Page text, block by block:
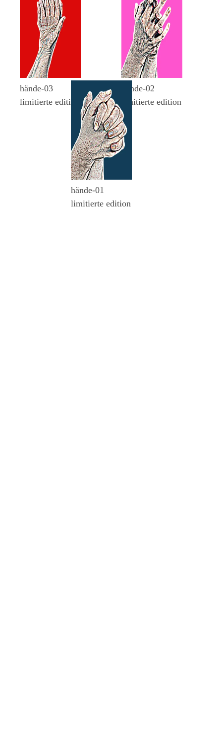
hände-03
limitierte edition
hände-02
limitierte edition
hände-01
limitierte edition